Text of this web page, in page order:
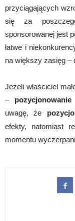
przyciągających
się za
sponsorowanej jest
łatwe i
na większy zasięg –
Jeżeli właściciel
– pozycjonowanie
uwagę, że
efekty, natomiast
momentu